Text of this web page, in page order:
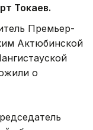
Токаев.
Премьер-
Актюбинской
о